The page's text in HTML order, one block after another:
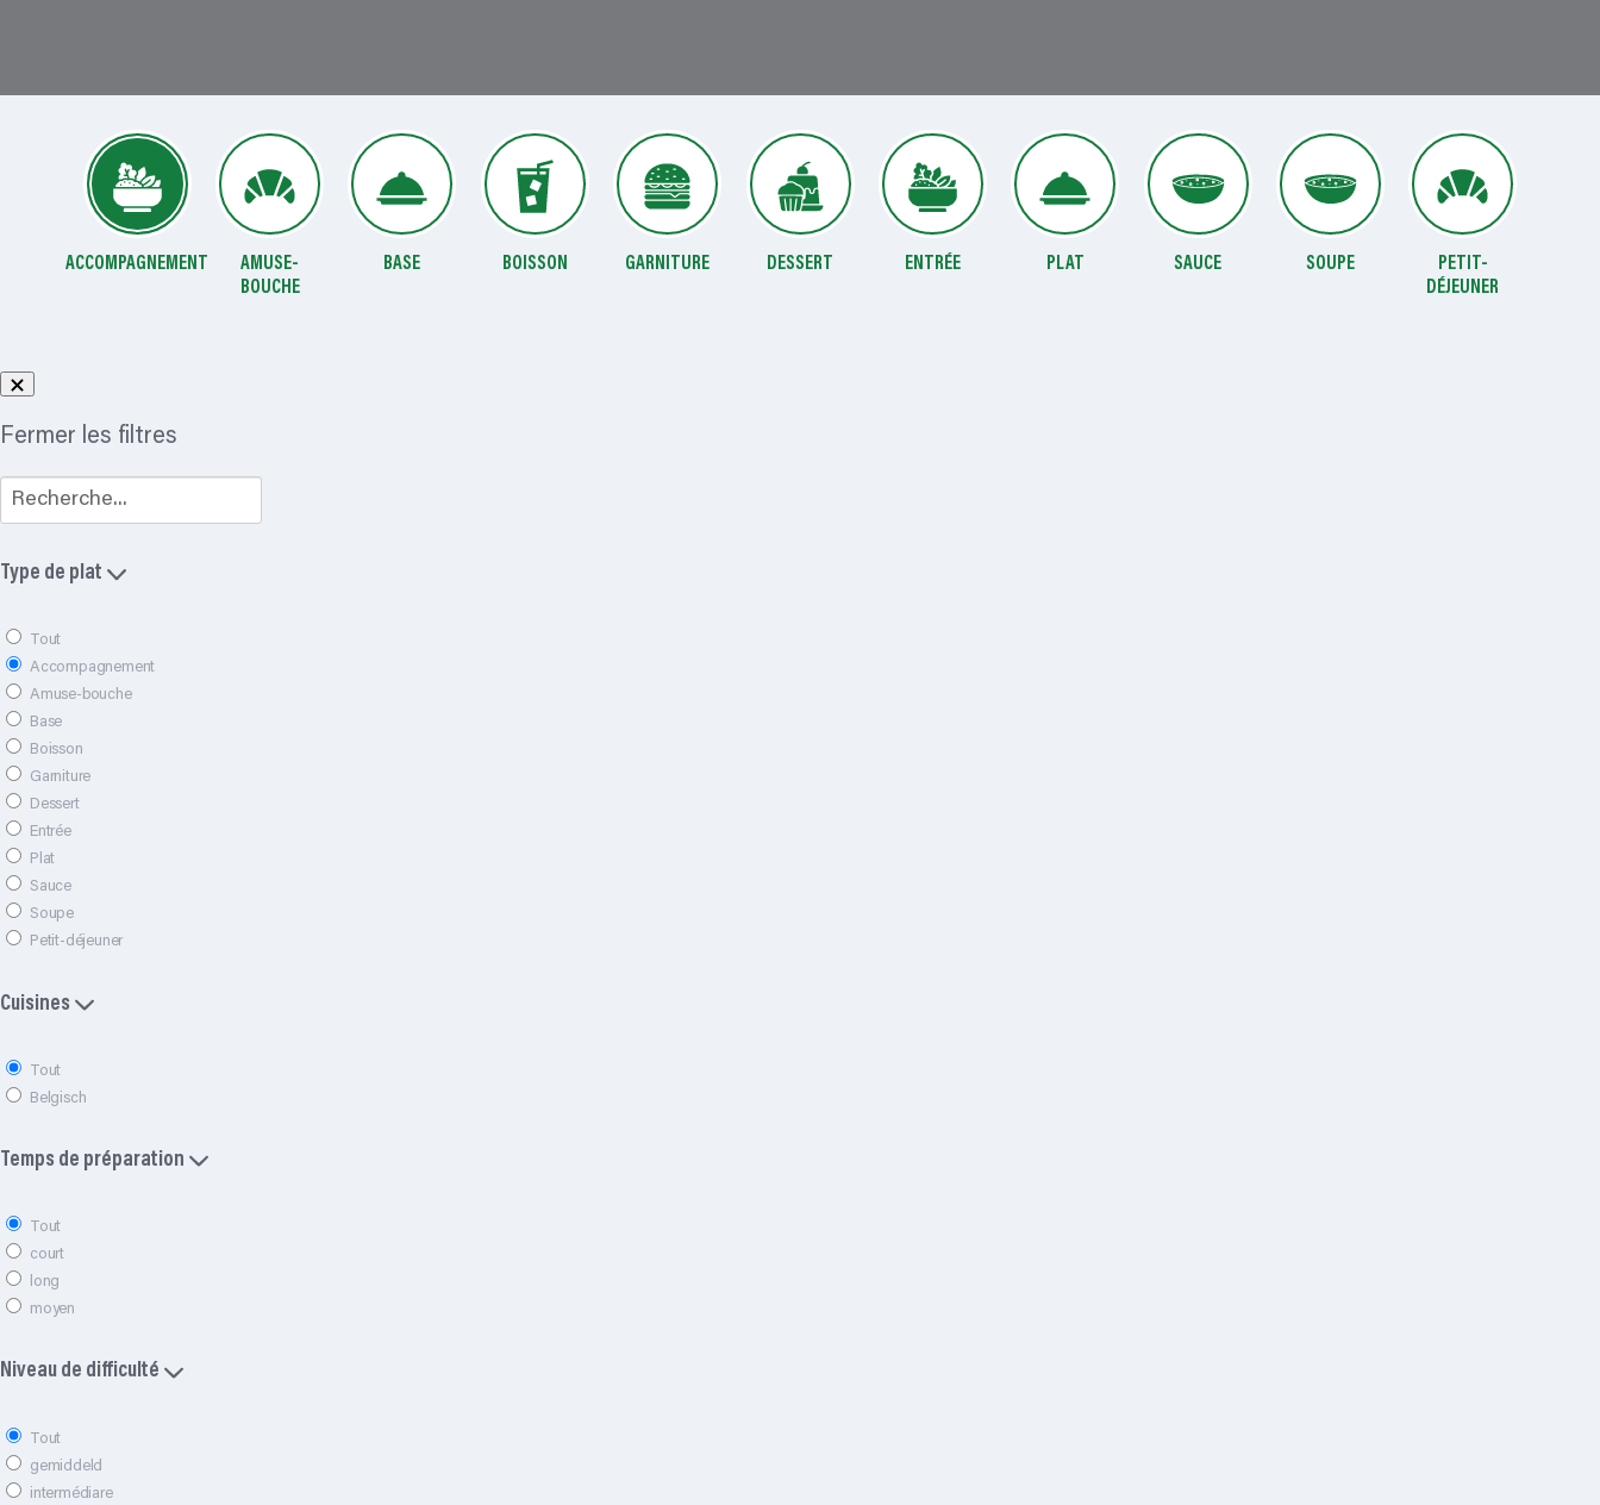
ACCOMPAGNEMENT
AMUSE-
BOUCHE
BASE BOISSON GARNITURE DESSERT ENTRÉE PLAT SAUCE SOUPE
PETIT-
DÉJEUNER
Fermer les filtres
Type de plat
Tout
Accompagnement
Amuse-bouche
Base
Boisson
Garniture
Dessert
Entrée
Plat
Sauce
Soupe
Petit-déjeuner
Cuisines
Tout
Belgisch
Temps de préparation
Tout
court
long
moyen
Niveau de difficulté
Tout
gemiddeld
intermédiare